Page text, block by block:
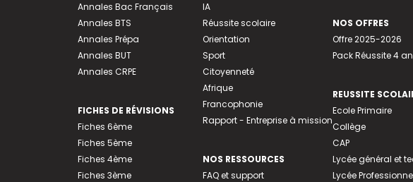
Annales Bac Français
Annales BTS
Annales Prépa
Annales BUT
Annales CRPE
FICHES DE RÉVISIONS
Fiches 6ème
Fiches 5ème
Fiches 4ème
Fiches 3ème
IA
Réussite scolaire
Orientation
Sport
Citoyenneté
Afrique
Francophonie
Rapport - Entreprise à mission
NOS RESSOURCES
FAQ et support
NOS OFFRES
Offre 2025-2026
Pack Réussite 4
REUSSITE
Ecole Primaire
Collège
CAP
Lycée général et
Lycée